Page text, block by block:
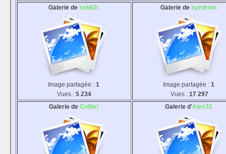
Galerie de seb92i
Image partagée : 1
Vues : 5 234
Galerie de syndrom
Image partagée : 1
Vues : 17 297
Galerie de Colibri Galerie d'Alex31